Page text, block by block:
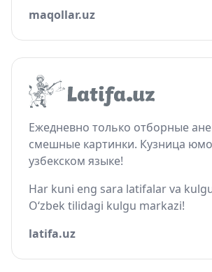
maqollar.uz
Ежедневно только отборные
смешные картинки. Кузница
узбекском языке!
Har kuni eng sara latifalar va
O‘zbek tilidagi kulgu markazi!
latifa.uz